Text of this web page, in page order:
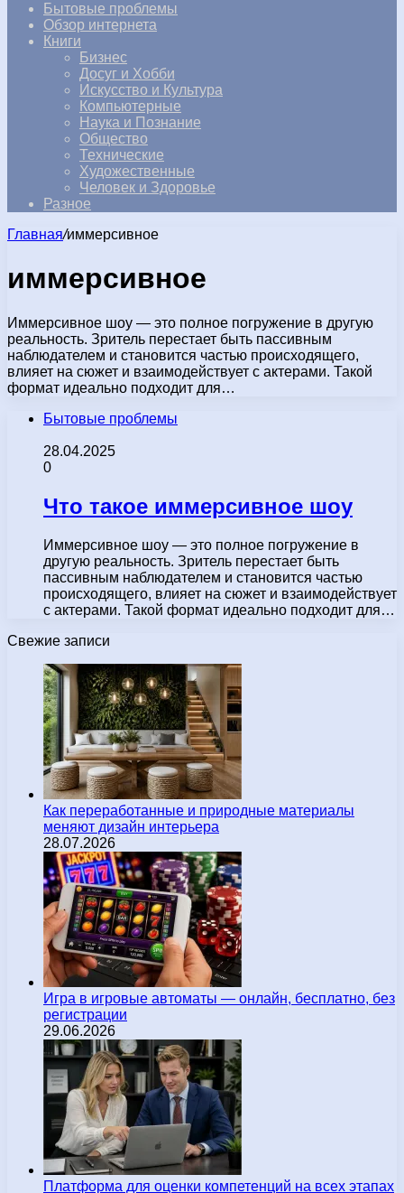
Бытовые проблемы
Обзор интернета
Книги
Бизнес
Досуг и Хобби
Искусство и Культура
Компьютерные
Наука и Познание
Общество
Технические
Художественные
Человек и Здоровье
Разное
Главная/иммерсивное
иммерсивное
Иммерсивное шоу — это полное погружение в другую
реальность. Зритель перестает быть пассивным
наблюдателем и становится частью происходящего,
влияет на сюжет и взаимодействует с актерами. Такой
формат идеально подходит для…
Бытовые проблемы
28.04.2025
0
Что такое иммерсивное шоу
Иммерсивное шоу — это полное погружение в
другую реальность. Зритель перестает быть
пассивным наблюдателем и становится частью
происходящего, влияет на сюжет и взаимодействует
с актерами. Такой формат идеально подходит для…
Свежие записи
Как переработанные и природные материалы
меняют дизайн интерьера
28.07.2026
Игра в игровые автоматы — онлайн, бесплатно, без
регистрации
29.06.2026
Платформа для оценки компетенций на всех этапах